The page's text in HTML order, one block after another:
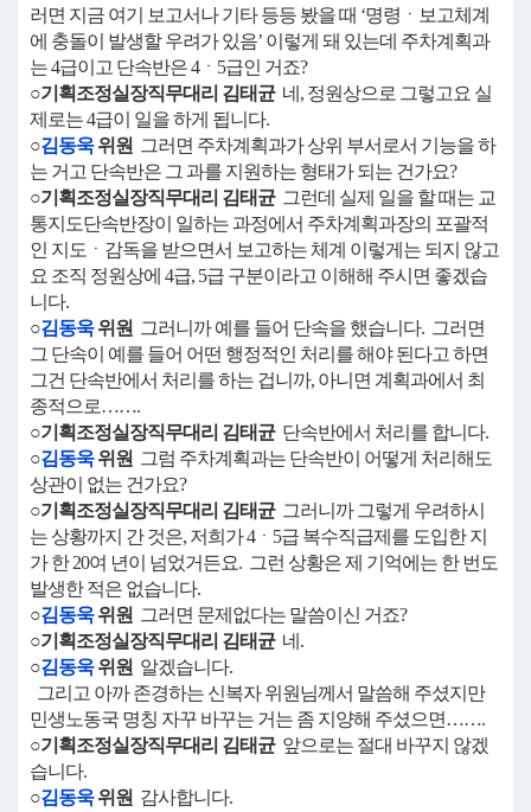
러면 지금 여기 보고서나 기타 등등 봤을 때 ‘명령ㆍ보고체계
에 충돌이 발생할 우려가 있음’ 이렇게 돼 있는데 주차계획과
는 4급이고 단속반은 4ㆍ5급인 거죠?
○기획조정실장직무대리 김태균네, 정원상으로 그렇고요 실
제로는 4급이 일을 하게 됩니다.
○김동욱위원 그러면 주차계획과가 상위 부서로서 기능을 하
는 거고 단속반은 그 과를 지원하는 형태가 되는 건가요?
○기획조정실장직무대리 김태균그런데 실제 일을 할 때는 교
통지도단속반장이 일하는 과정에서 주차계획과장의 포괄적
인 지도ㆍ감독을 받으면서 보고하는 체계 이렇게는 되지 않고
요 조직 정원상에 4급, 5급 구분이라고 이해해 주시면 좋겠습
니다.
○김동욱위원 그러니까 예를 들어 단속을 했습니다. 그러면
그 단속이 예를 들어 어떤 행정적인 처리를 해야 된다고 하면
그건 단속반에서 처리를 하는 겁니까, 아니면 계획과에서 최
종적으로…….
○기획조정실장직무대리 김태균단속반에서 처리를 합니다.
○김동욱위원 그럼 주차계획과는 단속반이 어떻게 처리해도
상관이 없는 건가요?
○기획조정실장직무대리 김태균그러니까 그렇게 우려하시
는 상황까지 간 것은, 저희가 4ㆍ5급 복수직급제를 도입한 지
가 한 20여 년이 넘었거든요. 그런 상황은 제 기억에는 한 번도
발생한 적은 없습니다.
○김동욱위원 그러면 문제없다는 말씀이신 거죠?
○기획조정실장직무대리 김태균네.
○김동욱위원 알겠습니다.
그리고 아까 존경하는 신복자 위원님께서 말씀해 주셨지만
민생노동국 명칭 자꾸 바꾸는 거는 좀 지양해 주셨으면…….
○기획조정실장직무대리 김태균앞으로는 절대 바꾸지 않겠
습니다.
○김동욱위원 감사합니다.